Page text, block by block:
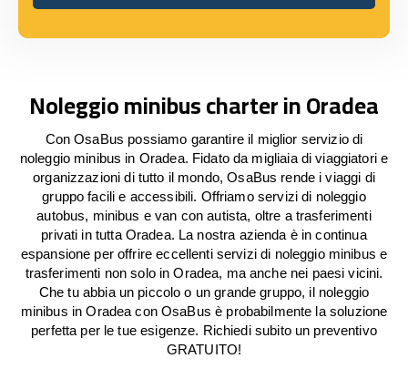
INVIARE
Noleggio minibus charter in Oradea
Con OsaBus possiamo garantire il miglior servizio di
noleggio minibus in Oradea. Fidato da migliaia di viaggiatori e
organizzazioni di tutto il mondo, OsaBus rende i viaggi di
gruppo facili e accessibili. Offriamo servizi di noleggio
autobus, minibus e van con autista, oltre a trasferimenti
privati in tutta Oradea. La nostra azienda è in continua
espansione per offrire eccellenti servizi di noleggio minibus e
trasferimenti non solo in Oradea, ma anche nei paesi vicini.
Che tu abbia un piccolo o un grande gruppo, il noleggio
minibus in Oradea con OsaBus è probabilmente la soluzione
perfetta per le tue esigenze. Richiedi subito un preventivo
GRATUITO!